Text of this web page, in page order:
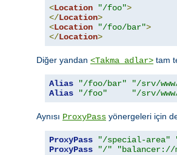
<Location "/foo">
</Location>
<Location "/foo/bar">
</Location>
Diğer yandan <Takma adlar> tam
Alias "/foo/bar"
"/srv/
Alias
"/foo" "/srv/
Aynısı ProxyPass yönergeleri için
ProxyPass "/special-area"
ProxyPass
"/" "balancer://